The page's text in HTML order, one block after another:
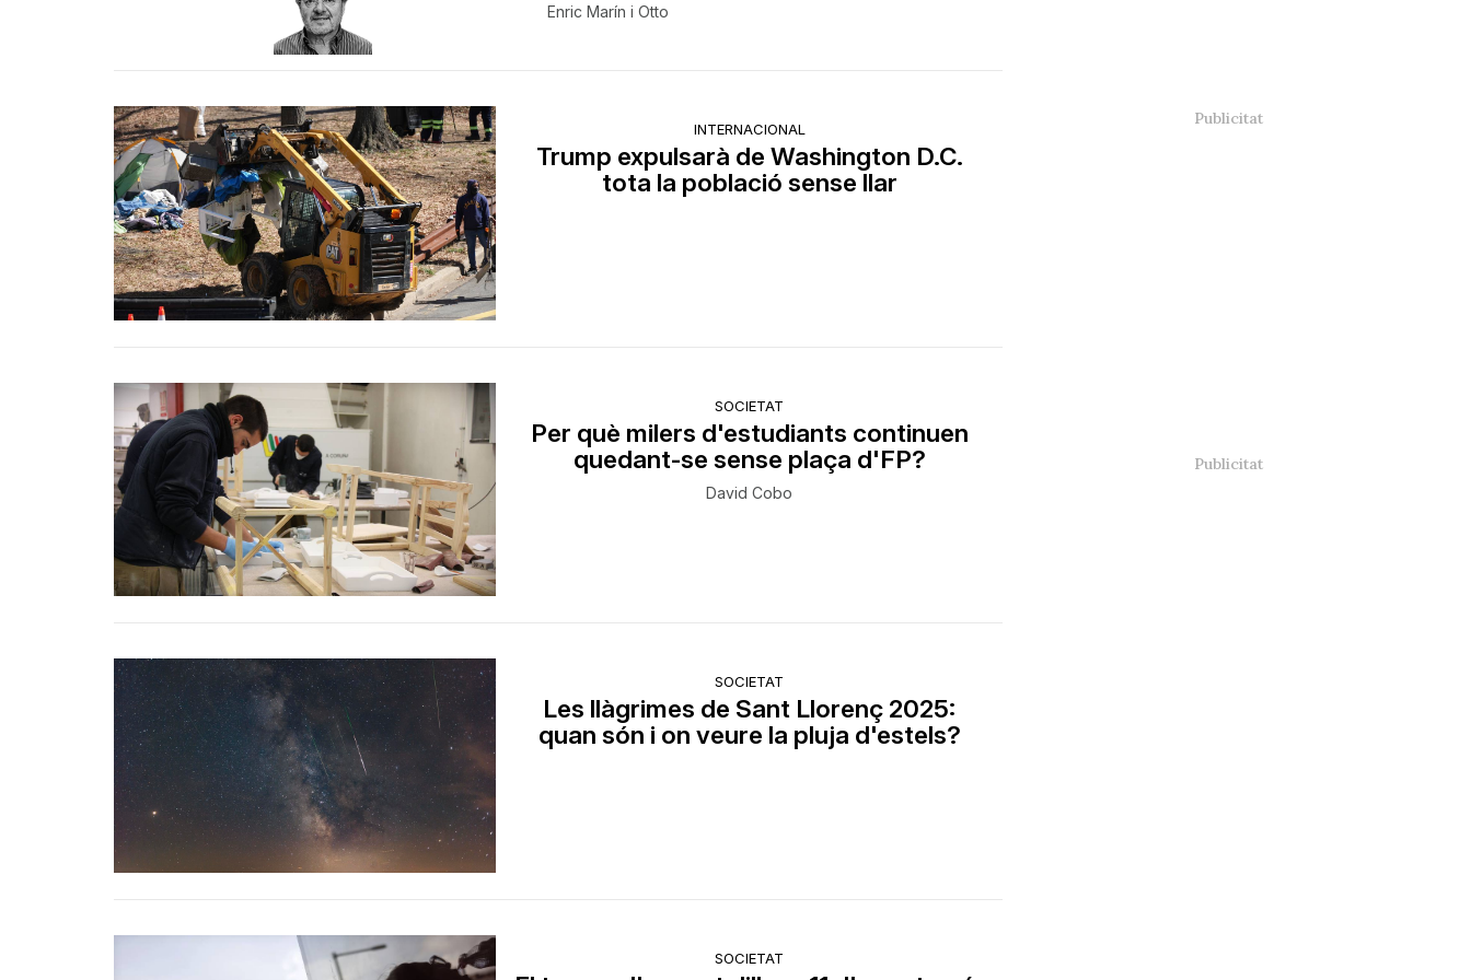
Enric Marín i Otto
INTERNACIONAL
Trump expulsarà de Washington D.C.
tota la població sense llar
SOCIETAT
Per què milers d'estudiants continuen
quedant-se sense plaça d'FP?
David Cobo
SOCIETAT
Les llàgrimes de Sant Llorenç 2025:
quan són i on veure la pluja d'estels?
SOCIETAT